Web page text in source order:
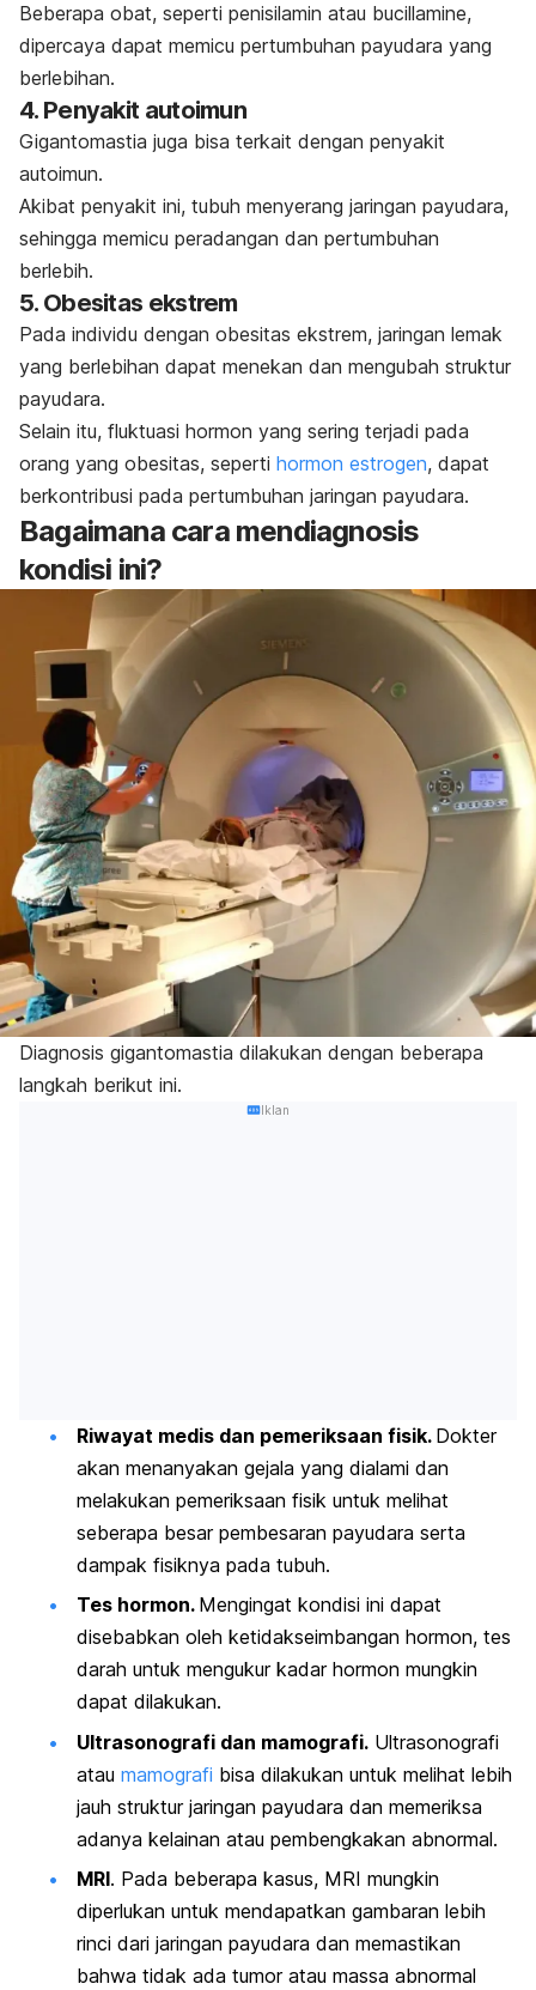
Beberapa obat, seperti penisilamin atau bucillamine,
dipercaya dapat memicu pertumbuhan payudara yang
berlebihan.
4. Penyakit autoimun
Gigantomastia juga bisa terkait dengan penyakit
autoimun.
Akibat penyakit ini, tubuh menyerang jaringan payudara,
sehingga memicu peradangan dan pertumbuhan
berlebih.
5. Obesitas ekstrem
Pada individu dengan obesitas ekstrem, jaringan lemak
yang berlebihan dapat menekan dan mengubah struktur
payudara.
Selain itu, fluktuasi hormon yang sering terjadi pada
orang yang obesitas, seperti hormon estrogen, dapat
berkontribusi pada pertumbuhan jaringan payudara.
Bagaimana cara mendiagnosis
kondisi ini?
Diagnosis gigantomastia dilakukan dengan beberapa
langkah berikut ini.
Iklan
Riwayat medis dan pemeriksaan fisik. Dokter
akan menanyakan gejala yang dialami dan
melakukan pemeriksaan fisik untuk melihat
seberapa besar pembesaran payudara serta
dampak fisiknya pada tubuh.
Tes hormon. Mengingat kondisi ini dapat
disebabkan oleh ketidakseimbangan hormon, tes
darah untuk mengukur kadar hormon mungkin
dapat dilakukan.
Ultrasonografi dan mamografi. Ultrasonografi
atau mamografi bisa dilakukan untuk melihat lebih
jauh struktur jaringan payudara dan memeriksa
adanya kelainan atau pembengkakan abnormal.
MRI. Pada beberapa kasus, MRI mungkin
diperlukan untuk mendapatkan gambaran lebih
rinci dari jaringan payudara dan memastikan
bahwa tidak ada tumor atau massa abnormal